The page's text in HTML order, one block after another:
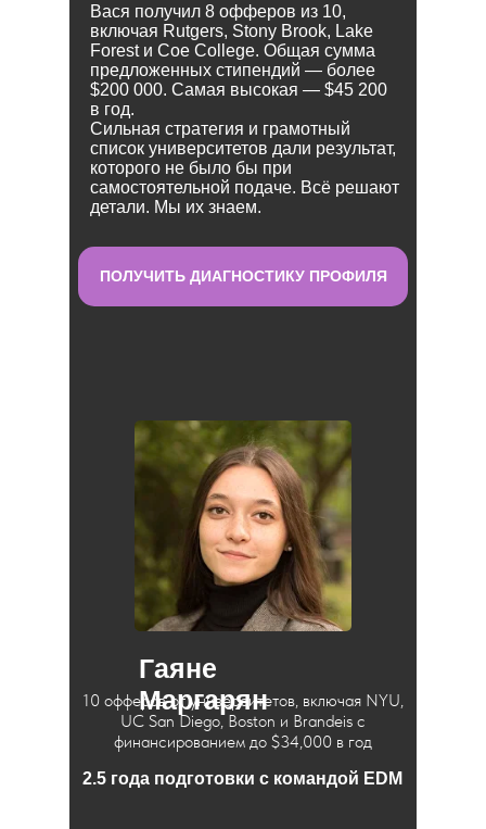
Вася получил 8 офферов из 10,
включая Rutgers, Stony Brook, Lake
Forest и Coe College. Общая сумма
предложенных стипендий — более
$200 000. Самая высокая — $45 200
в год.
Сильная стратегия и грамотный
список университетов дали результат,
которого не было бы при
самостоятельной подаче. Всё решают
детали. Мы их знаем.
ПОЛУЧИТЬ ДИАГНОСТИКУ ПРОФИЛЯ
Гаяне
Маргарян
10 офферов от университетов, включая NYU,
UC San Diego, Boston и Brandeis с
финансированием до $34,000 в год
2.5 года подготовки с командой EDM